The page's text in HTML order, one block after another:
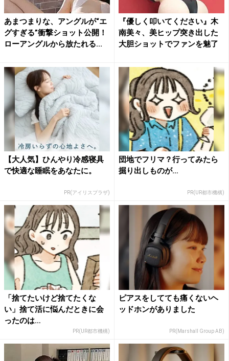
あまつまりな、アングルが“エ
グすぎる”衝撃ショット公開！
ローアングルから放たれる...
『優しく叩いてください』木
南美々、美ヒップ突き出した
大胆ショットでファンを魅了
【大人気】ひんやり冷感寝具
で快適な睡眠をあなたに。
PR(アイリスプラザ)
団地でフリマ？行ってみたら
掘り出しものが…
PR(UR都市機構)
「捨てたいけど捨てたくな
い」捨て活に悩んだときに会
ったのは…
PR(UR都市機構)
ピアスをしてても痛くないヘ
ッドホンがありました
PR(Marshall Group AB)